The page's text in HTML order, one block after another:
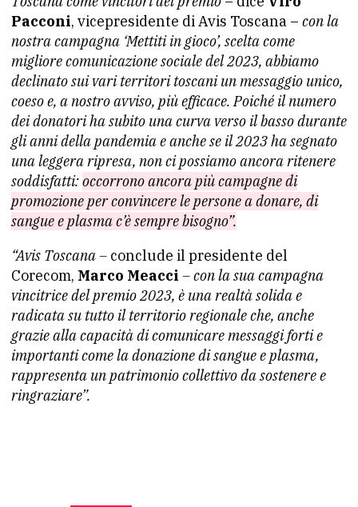
Pacconi, vicepresidente di Avis Toscana – con la
nostra campagna ‘Mettiti in gioco’, scelta come
migliore comunicazione sociale del 2023, abbiamo
declinato sui vari territori toscani un messaggio unico,
coeso e, a nostro avviso, più efficace. Poiché il numero
dei donatori ha subito una curva verso il basso durante
gli anni della pandemia e anche se il 2023 ha segnato
una leggera ripresa, non ci possiamo ancora ritenere
soddisfatti:occorrono ancora più campagne di
promozione per convincere le persone a donare, di
sangue e plasma c’è sempre bisogno”.
“Avis Toscana – conclude il presidente del
Corecom, Marco Meacci – con la sua campagna
vincitrice del premio 2023, è una realtà solida e
radicata su tutto il territorio regionale che, anche
grazie alla capacità di comunicare messaggi forti e
importanti come la donazione di sangue e plasma,
rappresenta un patrimonio collettivo da sostenere e
ringraziare”.